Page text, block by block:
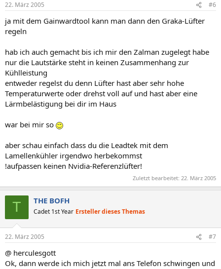
22. März 2005 #6
ja mit dem Gainwardtool kann man dann den Graka-Lüfter
regeln
hab ich auch gemacht bis ich mir den Zalman zugelegt habe
nur die Lautstärke steht in keinen Zusammenhang zur
Kühlleistung
entweder regelst du denn Lüfter hast aber sehr hohe
Temperaturwerte oder drehst voll auf und hast aber eine
Lärmbelästigung bei dir im Haus
war bei mir so
aber schau einfach dass du die Leadtek mit dem
Lamellenkühler irgendwo herbekommst
!aufpassen keinen Nvidia-Referenzlüfter!
Zuletzt bearbeitet: 22. März 2005
T THE BOFH
Cadet 1st Year Ersteller dieses Themas
22. März 2005 #7
@ herculesgott
Ok, dann werde ich mich jetzt mal ans Telefon schwingen und